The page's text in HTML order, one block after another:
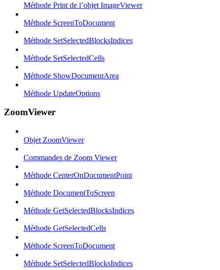
Méthode Print de l’objet ImageViewer
Méthode ScreenToDocument
Méthode SetSelectedBlocksIndices
Méthode SetSelectedCells
Méthode ShowDocumentArea
Méthode UpdateOptions
ZoomViewer
Objet ZoomViewer
Commandes de Zoom Viewer
Méthode CenterOnDocumentPoint
Méthode DocumentToScreen
Méthode GetSelectedBlocksIndices
Méthode GetSelectedCells
Méthode ScreenToDocument
Méthode SetSelectedBlocksIndices